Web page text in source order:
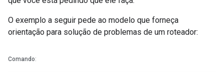
O exemplo a seguir pede ao modelo que forneça
orientação para solução de problemas de um roteador:
Comando: